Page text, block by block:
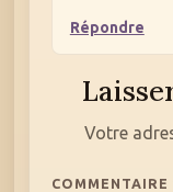
Répondre
Votre
COMMENTAIRE